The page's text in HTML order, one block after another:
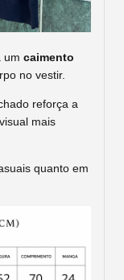
um caimento
no vestir.
reforça a
mais
quanto em